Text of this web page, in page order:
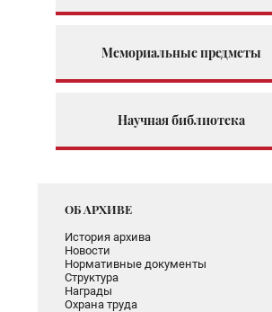
Мемориальные предметы
Научная библиотека
ОБ АРХИВЕ
История архива
Новости
Нормативные документы
Структура
Награды
Охрана труда